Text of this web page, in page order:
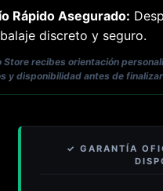
Rápido Asegurado:
discreto y seguro.
Store recibes orientación
y disponibilidad antes de